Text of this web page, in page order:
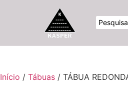
Início / Tábuas / TÁBUA